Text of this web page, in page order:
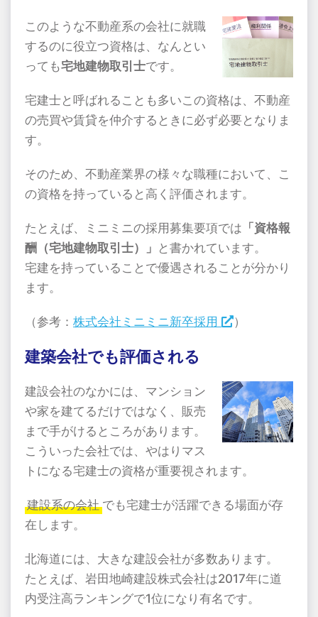
このような不動産系の会社に就職
するのに役立つ資格は、なんとい
っても宅地建物取引士です。
宅建士と呼ばれることも多いこの資格は、不動産
の売買や賃貸を仲介するときに必ず必要となりま
す。
そのため、不動産業界の様々な職種において、こ
の資格を持っていると高く評価されます。
たとえば、ミニミニの採用募集要項では 「資格報
酬（宅地建物取引士）」 と書かれています。
宅建を持っていることで優遇されることが分かり
ます。
（参考： 株式会社ミニミニ新卒採用 ）
建築会社でも評価される
建設会社のなかには、マンション
や家を建てるだけではなく、販売
まで手がけるところがあります。
こういった会社では、やはりマス
トになる宅建士の資格が重要視されます。
建設系の会社でも宅建士が活躍できる場面が存
在します。
北海道には、大きな建設会社が多数あります。
たとえば、岩田地崎建設株式会社は2017年に道
内受注高ランキングで1位になり有名です。